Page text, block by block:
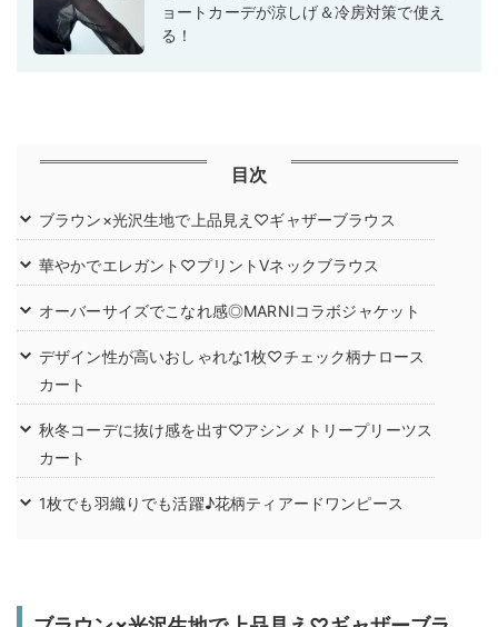
ョートカーデが涼しげ＆冷房対策で使え
る！
目次
ブラウン×光沢生地で上品見え♡ギャザーブラウス
華やかでエレガント♡プリントVネックブラウス
オーバーサイズでこなれ感◎MARNIコラボジャケット
デザイン性が高いおしゃれな1枚♡チェック柄ナロース
カート
秋冬コーデに抜け感を出す♡アシンメトリープリーツス
カート
1枚でも羽織りでも活躍♪花柄ティアードワンピース